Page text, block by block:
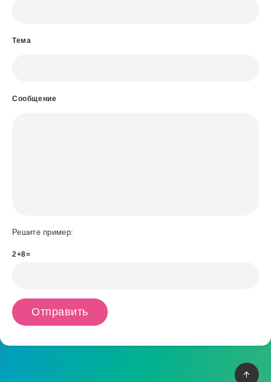
Тема
Сообщение
Решите пример:
2+8=